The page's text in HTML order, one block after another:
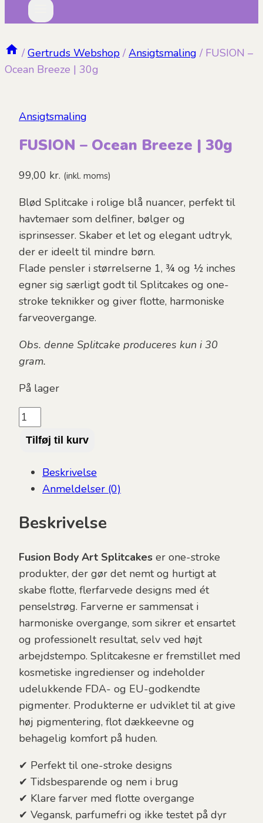
/ Gertruds Webshop / Ansigtsmaling / FUSION –
Ocean Breeze | 30g
Ansigtsmaling
FUSION – Ocean Breeze | 30g
99,00 kr. (inkl. moms)
Blød Splitcake i rolige blå nuancer, perfekt til
havtemaer som delfiner, bølger og
isprinsesser. Skaber et let og elegant udtryk,
der er ideelt til mindre børn.
Flade pensler i størrelserne 1, ¾ og ½ inches
egner sig særligt godt til Splitcakes og one-
stroke teknikker og giver flotte, harmoniske
farveovergange.
Obs. denne Splitcake produceres kun i 30
gram.
På lager
FUSION
-
Ocean
antal
Tilføj til kurv
Beskrivelse
Anmeldelser (0)
Beskrivelse
Fusion Body Art Splitcakes er one-stroke
produkter, der gør det nemt og hurtigt at
skabe flotte, flerfarvede designs med ét
penselstrøg. Farverne er sammensat i
harmoniske overgange, som sikrer et ensartet
og professionelt resultat, selv ved højt
arbejdstempo. Splitcakesne er fremstillet med
kosmetiske ingredienser og indeholder
udelukkende FDA- og EU-godkendte
pigmenter. Produkterne er udviklet til at give
høj pigmentering, flot dækkeevne og
behagelig komfort på huden.
✔ Perfekt til one-stroke designs
✔ Tidsbesparende og nem i brug
✔ Klare farver med flotte overgange
✔ Vegansk, parfumefri og ikke testet på dyr